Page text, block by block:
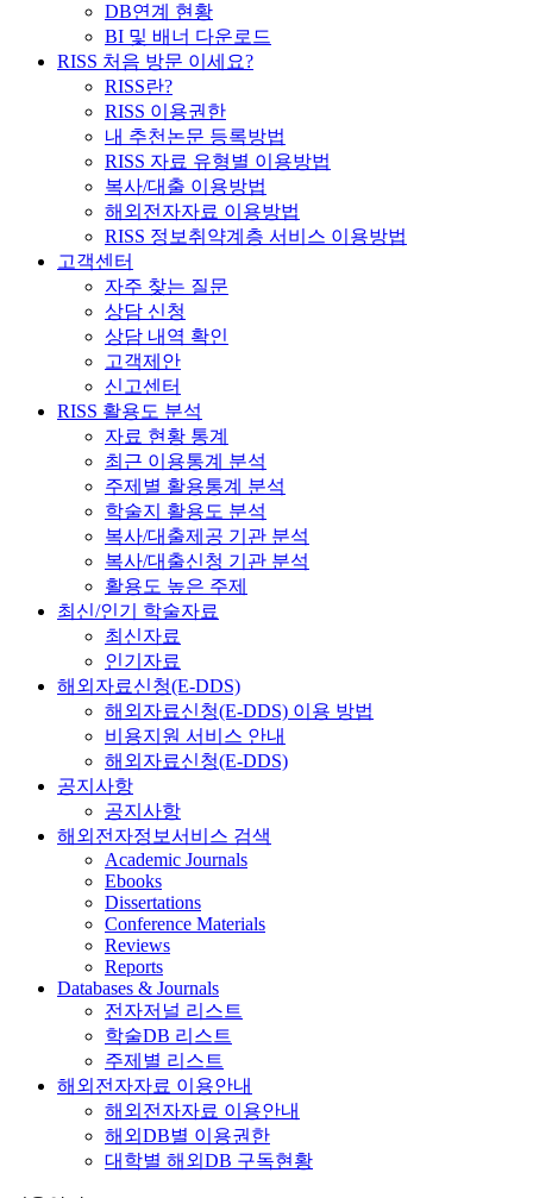
DB연계 현황
BI 및 배너 다운로드
RISS 처음 방문 이세요?
RISS란?
RISS 이용권한
내 추천논문 등록방법
RISS 자료 유형별 이용방법
복사/대출 이용방법
해외전자자료 이용방법
RISS 정보취약계층 서비스 이용방법
고객센터
자주 찾는 질문
상담 신청
상담 내역 확인
고객제안
신고센터
RISS 활용도 분석
자료 현황 통계
최근 이용통계 분석
주제별 활용통계 분석
학술지 활용도 분석
복사/대출제공 기관 분석
복사/대출신청 기관 분석
활용도 높은 주제
최신/인기 학술자료
최신자료
인기자료
해외자료신청(E-DDS)
해외자료신청(E-DDS) 이용 방법
비용지원 서비스 안내
해외자료신청(E-DDS)
공지사항
공지사항
해외전자정보서비스 검색
Academic Journals
Ebooks
Dissertations
Conference Materials
Reviews
Reports
Databases & Journals
전자저널 리스트
학술DB 리스트
주제별 리스트
해외전자자료 이용안내
해외전자자료 이용안내
해외DB별 이용권한
대학별 해외DB 구독현황